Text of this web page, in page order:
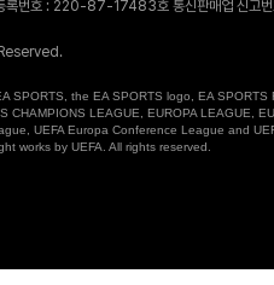
번호 : 220-87-17483호 통신판매업 신고
SPORTS, the EA SPORTS logo, EA
CHAMPIONS LEAGUE, EUROPA LEAGUE,
UEFA Europa Conference League and
works by UEFA. All rights reserved.